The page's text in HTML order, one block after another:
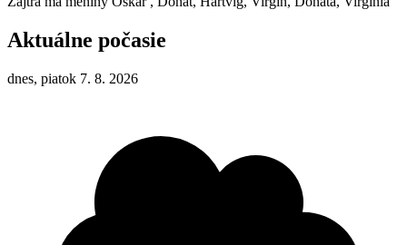
Aktuálne počasie
dnes, piatok 7. 8. 2026